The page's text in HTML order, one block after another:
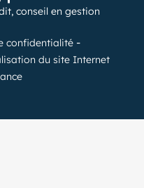
conseil en gestion
confidentialité
du site Internet